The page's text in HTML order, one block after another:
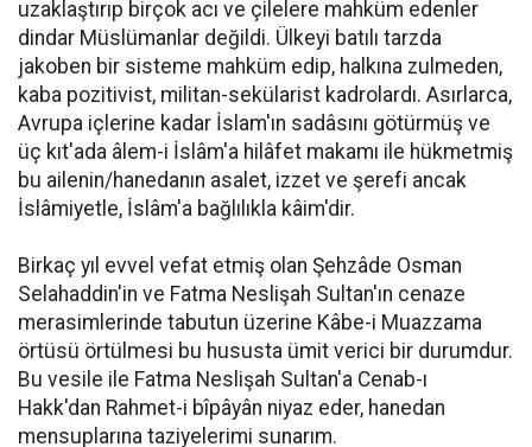
uzaklaştırıp birçok acı ve çilelere mahküm edenler
dindar Müslümanlar değildi. Ülkeyi batılı tarzda
jakoben bir sisteme mahküm edip, halkına zulmeden,
kaba pozitivist, militan-sekülarist kadrolardı. Asırlarca,
Avrupa içlerine kadar İslam'ın sadâsını götürmüş ve
üç kıt'ada âlem-i İslâm'a hilâfet makamı ile hükmetmiş
bu ailenin/hanedanın asalet, izzet ve şerefi ancak
İslâmiyetle, İslâm'a bağlılıkla kâim'dir.
Birkaç yıl evvel vefat etmiş olan Şehzâde Osman
Selahaddin'in ve Fatma Neslişah Sultan'ın cenaze
merasimlerinde tabutun üzerine Kâbe-i Muazzama
örtüsü örtülmesi bu hususta ümit verici bir durumdur.
Bu vesile ile Fatma Neslişah Sultan'a Cenab-ı
Hakk'dan Rahmet-i bîpâyân niyaz eder, hanedan
mensuplarına taziyelerimi sunarım.